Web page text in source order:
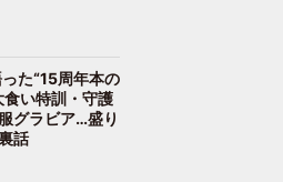
た“15周年本の
い特訓・守護
グラビア…盛り
話